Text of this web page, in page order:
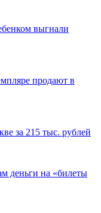
выгнали
продают в
за 215 тыс. рублей
деньги на «билеты